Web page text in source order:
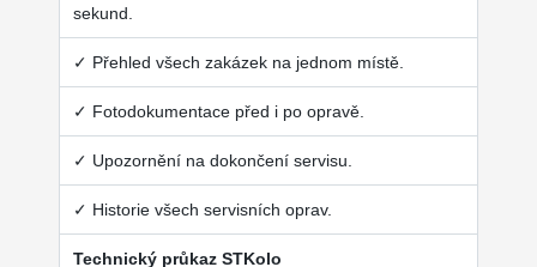
sekund.
✓ Přehled všech zakázek na jednom místě.
✓ Fotodokumentace před i po opravě.
✓ Upozornění na dokončení servisu.
✓ Historie všech servisních oprav.
Technický průkaz STKolo